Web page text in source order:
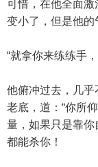
可惜，在他全面
变小了，但是他的
“就拿你来练练手
他俯冲过去，几
老底，道：“你所
量，如果只是靠你
都能杀你！